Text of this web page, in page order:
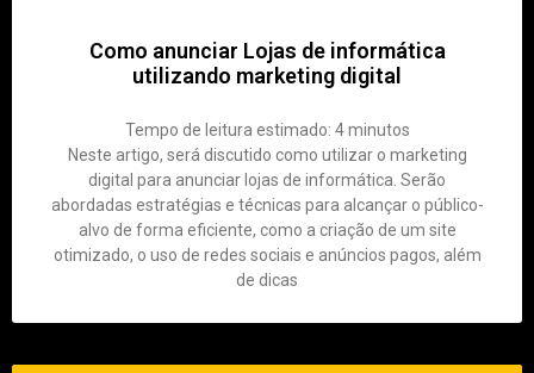
Como anunciar Lojas de informática
utilizando marketing digital
Tempo de leitura estimado: 4 minutos
Neste artigo, será discutido como utilizar o marketing
digital para anunciar lojas de informática. Serão
abordadas estratégias e técnicas para alcançar o público-
alvo de forma eficiente, como a criação de um site
otimizado, o uso de redes sociais e anúncios pagos, além
de dicas